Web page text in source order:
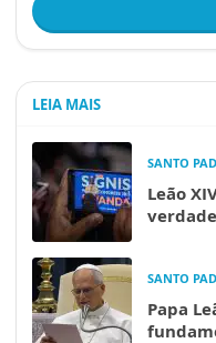
LEIA MAIS
SANTO
Leão
SANTO
Papa